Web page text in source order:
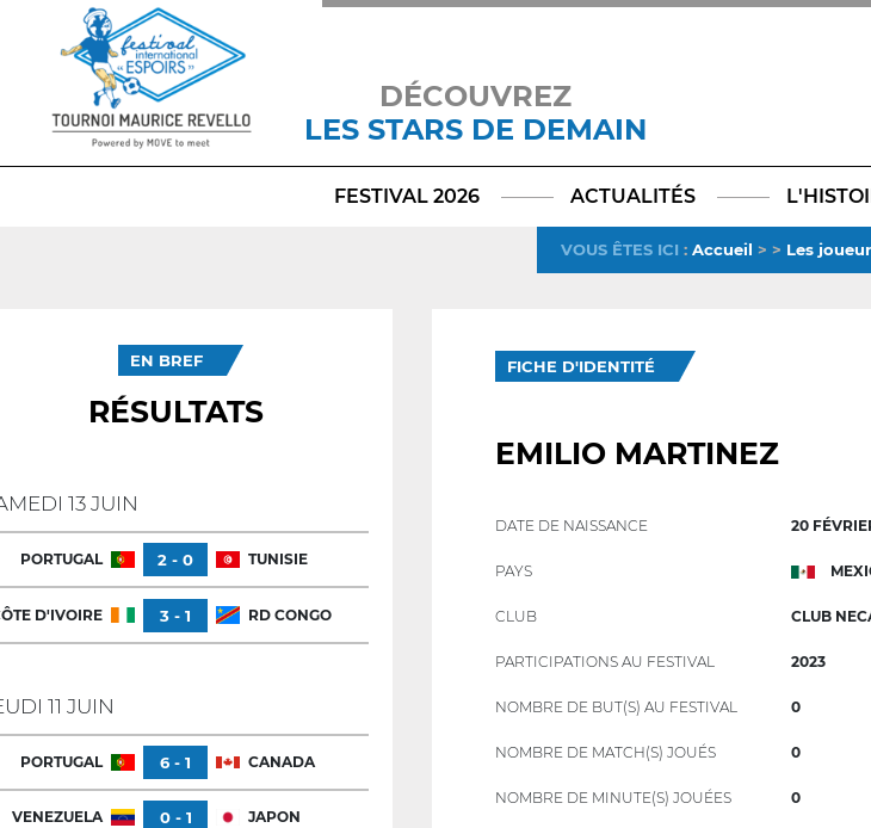
DÉCOUVREZ
LES STARS DE DEMAIN
TikTok
FESTIVAL 2026 ACTUALITÉS
VOUS ÊTES ICI : Accueil > > Les
EN BREF
RÉSULTATS
13 JUIN
PORTUGAL 2 - 0 TUNISIE
D'IVOIRE 3 - 1 RD CONGO
11 JUIN
PORTUGAL 6 - 1 CANADA
VENEZUELA 0 - 1 JAPON
FICHE D'IDENTITÉ
EMILIO MARTINEZ
DATE DE NAISSANCE 20
PAYS
CLUB CLUB
PARTICIPATIONS AU FESTIVAL 2023
NOMBRE DE BUT(S) AU FESTIVAL 0
NOMBRE DE MATCH(S) JOUÉS 0
NOMBRE DE MINUTE(S) JOUÉES 0